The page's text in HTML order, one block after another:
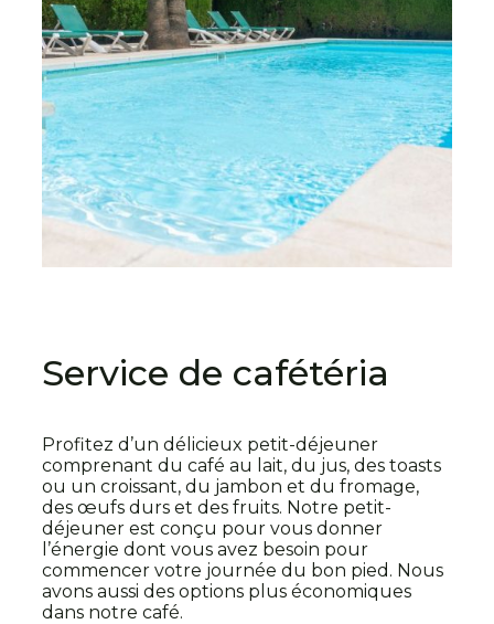
Service de cafétéria
Profitez d’un délicieux petit-déjeuner
comprenant du café au lait, du jus, des toasts
ou un croissant, du jambon et du fromage,
des œufs durs et des fruits. Notre petit-
déjeuner est conçu pour vous donner
l’énergie dont vous avez besoin pour
commencer votre journée du bon pied. Nous
avons aussi des options plus économiques
dans notre café.